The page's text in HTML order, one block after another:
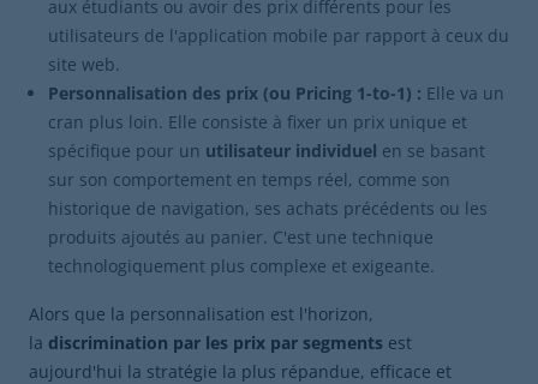
aux étudiants ou avoir des prix différents pour les
utilisateurs de l'application mobile par rapport à ceux du
site web.
Personnalisation des prix (ou Pricing 1-to-1) : Elle va un
cran plus loin. Elle consiste à fixer un prix unique et
spécifique pour un utilisateur individuel en se basant
sur son comportement en temps réel, comme son
historique de navigation, ses achats précédents ou les
produits ajoutés au panier. C'est une technique
technologiquement plus complexe et exigeante.
Alors que la personnalisation est l'horizon,
la discrimination par les prix par segments est
aujourd'hui la stratégie la plus répandue, efficace et